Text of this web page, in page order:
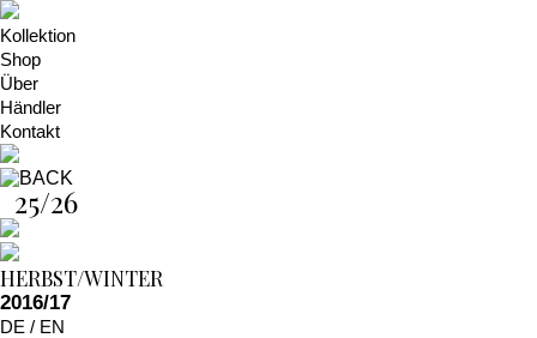
Kollektion
Shop
Über
Händler
Kontakt
25/26
HERBST/WINTER
2016/17
DE / EN